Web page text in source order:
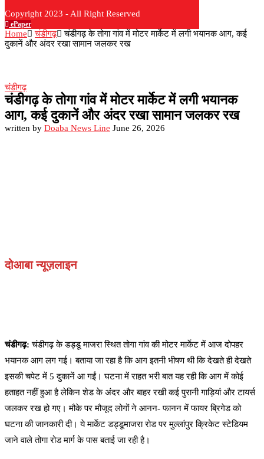
Copyright 2023 - All Right Reserved
ePaper
Home चंडीगढ़
चंडीगढ़ के तोगा गांव में मोटर मार्केट में लगी भयानक आग, कई
दुकानें और अंदर रखा सामान जलकर रख
चंडीगढ़
चंडीगढ़ के तोगा गांव में मोटर मार्केट में लगी भयानक
आग, कई दुकानें और अंदर रखा सामान जलकर रख
written by Doaba News Line June 26, 2026
दोआबा न्यूज़लाइन
चंडीगढ़:चंडीगढ़ के डड्डू माजरा स्थित तोगा गांव की मोटर मार्केट में आज दोपहर
भयानक आग लग गई। बताया जा रहा है कि आग इतनी भीषण थी कि देखते ही देखते
इसकी चपेट में 5 दुकानें आ गईं। घटना में राहत भरी बात यह रही कि आग में कोई
हताहत नहीं हुआ है लेकिन शेड के अंदर और बाहर रखी कई पुरानी गाड़ियां और टायर्स
जलकर रख हो गए। मौके पर मौजूद लोगों ने आनन- फानन में फायर ब्रिगेड को
घटना की जानकारी दी। ये मार्केट डड्डूमाजरा रोड पर मुल्लांपुर क्रिकेट स्टेडियम
जाने वाले तोगा रोड मार्ग के पास बताई जा रही है।